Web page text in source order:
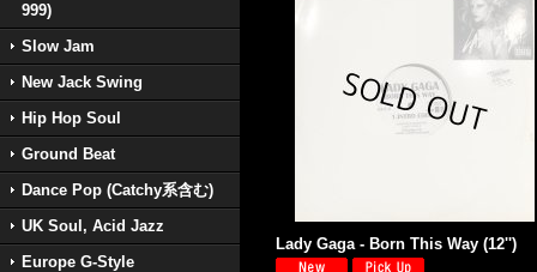
999)
Slow Jam
New Jack Swing
Hip Hop Soul
Ground Beat
Dance Pop (Catchy系含む)
UK Soul, Acid Jazz
Europe G-Style
Lady Gaga - Born This Way (12'')